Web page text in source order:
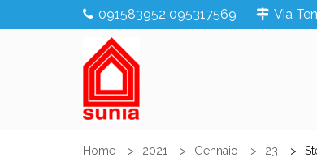
to
091583952 095317569 Via
Sunia Sicilia
Home 2021 Gennaio 23